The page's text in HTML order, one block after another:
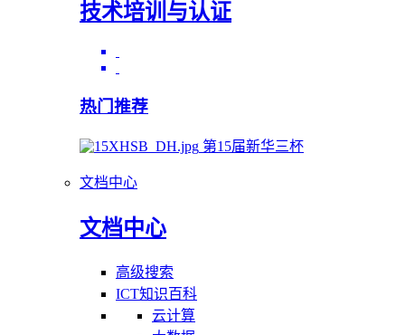
技术培训与认证
热门推荐
第15届新华三杯
文档中心
文档中心
高级搜索
ICT知识百科
云计算